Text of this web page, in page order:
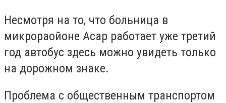
Несмотря на то, что больница в
микрораойоне Асар работает уже третий
год автобус здесь можно увидеть только
на дорожном знаке.
Проблема с общественным транспортом